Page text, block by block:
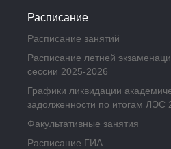
Расписание
Расписание занятий
Расписание летней
сессии 2025-2026
Графики ликвидации
задолженности по итогам ЛЭС
Факультативные занятия
Расписание ГИА